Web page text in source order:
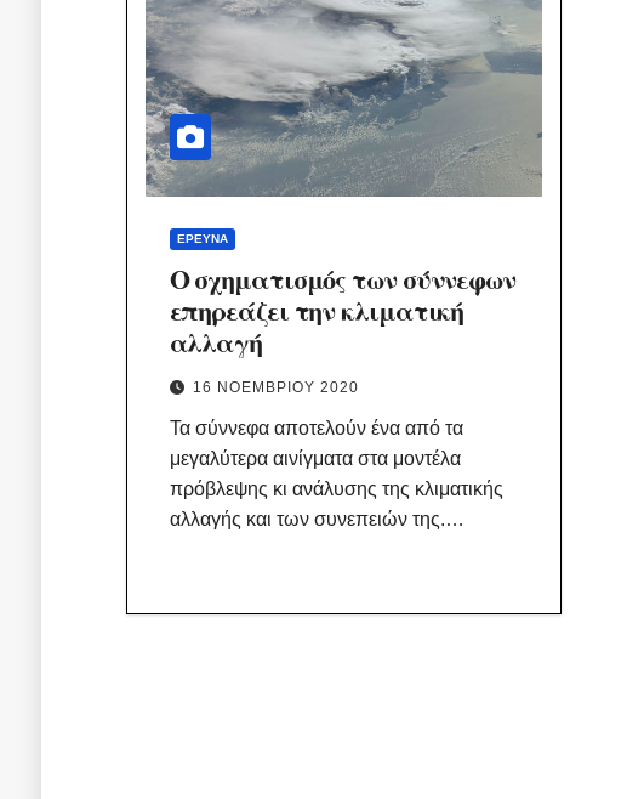
ΈΡΕΥΝΑ
Ο σχηματισμός των σύννεφων
επηρεάζει την κλιματική
αλλαγή
16 ΝΟΕΜΒΡΊΟΥ 2020
Τα σύννεφα αποτελούν ένα από τα
μεγαλύτερα αινίγματα στα μοντέλα
πρόβλεψης κι ανάλυσης της κλιματικής
αλλαγής και των συνεπειών της.…